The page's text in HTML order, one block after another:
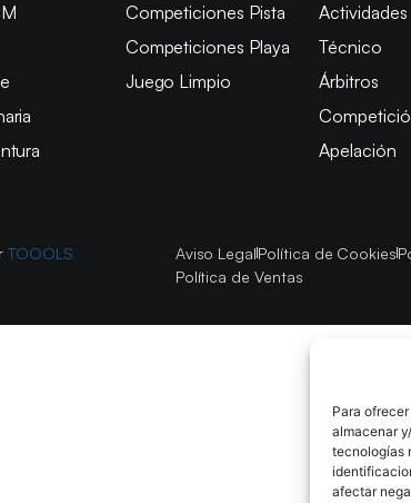
Para
almacenar
tecnologías
afectar
Competiciones Pista
Competiciones Playa
Juego Limpio
Actividades
Técnico
Árbitros
Apelación
TOOOLS Aviso LegalPolítica de Cookies
Política de Ventas